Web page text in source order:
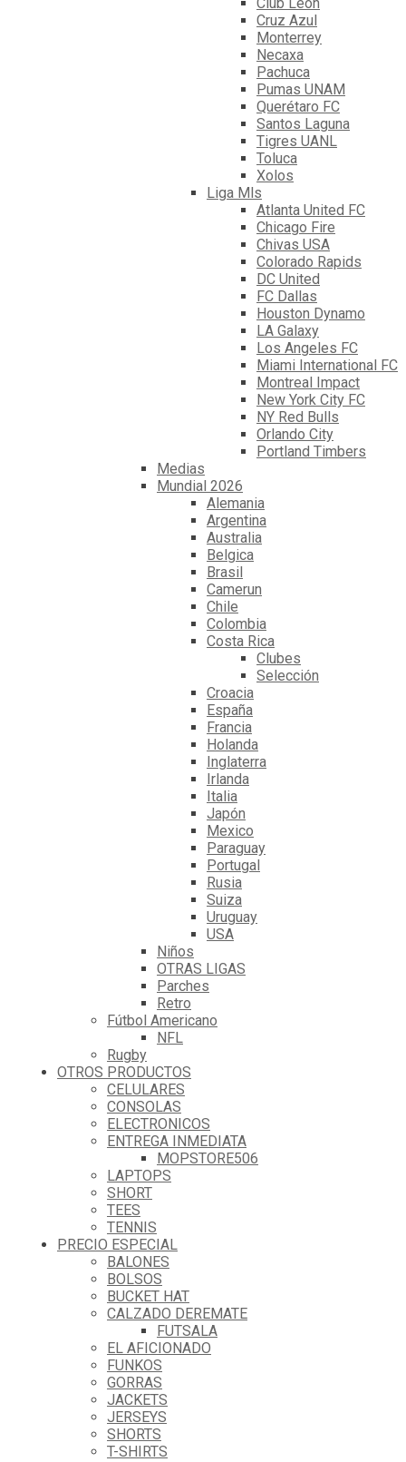
Club León
Cruz Azul
Monterrey
Necaxa
Pachuca
Pumas UNAM
Querétaro FC
Santos Laguna
Tigres UANL
Toluca
Xolos
Liga Mls
Atlanta United FC
Chicago Fire
Chivas USA
Colorado Rapids
DC United
FC Dallas
Houston Dynamo
LA Galaxy
Los Angeles FC
Miami International FC
Montreal Impact
New York City FC
NY Red Bulls
Orlando City
Portland Timbers
Medias
Mundial 2026
Alemania
Argentina
Australia
Belgica
Brasil
Camerun
Chile
Colombia
Costa Rica
Clubes
Selección
Croacia
España
Francia
Holanda
Inglaterra
Irlanda
Italia
Japón
Mexico
Paraguay
Portugal
Rusia
Suiza
Uruguay
USA
Niños
OTRAS LIGAS
Parches
Retro
Fútbol Americano
NFL
Rugby
OTROS PRODUCTOS
CELULARES
CONSOLAS
ELECTRONICOS
ENTREGA INMEDIATA
MOPSTORE506
LAPTOPS
SHORT
TEES
TENNIS
PRECIO ESPECIAL
BALONES
BOLSOS
BUCKET HAT
CALZADO DEREMATE
FUTSALA
EL AFICIONADO
FUNKOS
GORRAS
JACKETS
JERSEYS
SHORTS
T-SHIRTS